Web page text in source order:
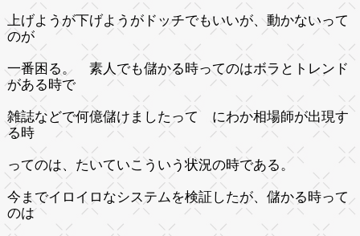
上げようが下げようがドッチでもいいが、動かないって
のが
一番困る。 素人でも儲かる時ってのはボラとトレンド
がある時で
雑誌などで何億儲けましたって にわか相場師が出現す
る時
ってのは、たいていこういう状況の時である。
今までイロイロなシステムを検証したが、儲かる時って
のは